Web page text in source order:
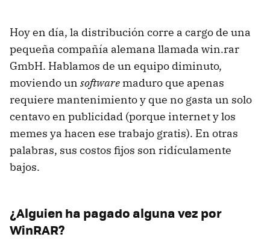
Hoy en día, la distribución corre a cargo de una
pequeña compañía alemana llamada win.rar
GmbH. Hablamos de un equipo diminuto,
moviendo un software maduro que apenas
requiere mantenimiento y que no gasta un solo
centavo en publicidad (porque internet y los
memes ya hacen ese trabajo gratis). En otras
palabras, sus costos fijos son ridículamente
bajos.
¿Alguien ha pagado alguna vez por
WinRAR?